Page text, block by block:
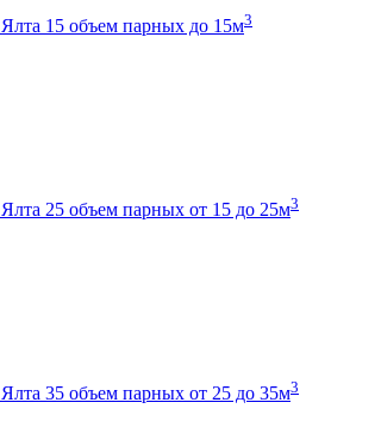
Ялта 15 объем парных до 15м3
Ялта 25 объем парных от 15 до 25м3
Ялта 35 объем парных от 25 до 35м3